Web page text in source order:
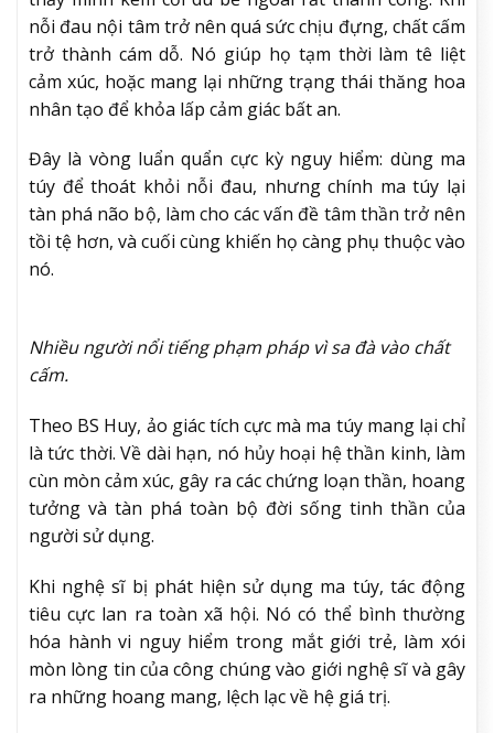
nỗi đau nội tâm trở nên quá sức chịu đựng, chất cấm
trở thành cám dỗ. Nó giúp họ tạm thời làm tê liệt
cảm xúc, hoặc mang lại những trạng thái thăng hoa
nhân tạo để khỏa lấp cảm giác bất an.
Đây là vòng luẩn quẩn cực kỳ nguy hiểm: dùng ma
túy để thoát khỏi nỗi đau, nhưng chính ma túy lại
tàn phá não bộ, làm cho các vấn đề tâm thần trở nên
tồi tệ hơn, và cuối cùng khiến họ càng phụ thuộc vào
nó.
Nhiều người nổi tiếng phạm pháp vì sa đà vào chất
cấm.
Theo BS Huy, ảo giác tích cực mà ma túy mang lại chỉ
là tức thời. Về dài hạn, nó hủy hoại hệ thần kinh, làm
cùn mòn cảm xúc, gây ra các chứng loạn thần, hoang
tưởng và tàn phá toàn bộ đời sống tinh thần của
người sử dụng.
Khi nghệ sĩ bị phát hiện sử dụng ma túy, tác động
tiêu cực lan ra toàn xã hội. Nó có thể bình thường
hóa hành vi nguy hiểm trong mắt giới trẻ, làm xói
mòn lòng tin của công chúng vào giới nghệ sĩ và gây
ra những hoang mang, lệch lạc về hệ giá trị.